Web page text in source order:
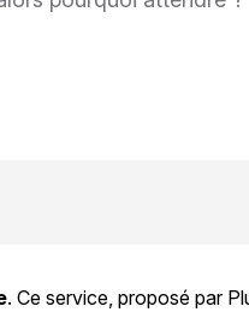
. Ce service, proposé par